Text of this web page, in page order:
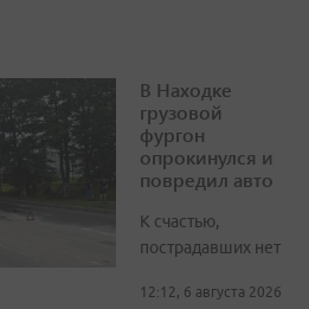
В Находке
грузовой
фургон
опрокинулся и
повредил авто
К счастью,
пострадавших нет
12:12, 6 августа 2026